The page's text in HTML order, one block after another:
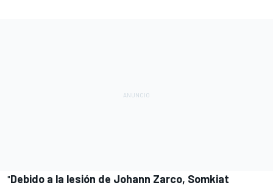
"Debido a la lesión de Johann Zarco, Somkiat